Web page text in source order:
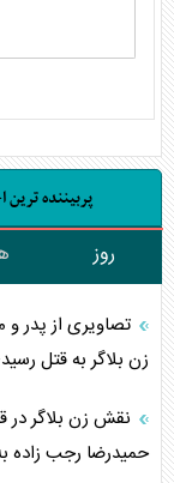
پربیننده ترین
روز
تصاویری از پدر
زن بلاگر به قتل
نقش زن بلاگر
حمیدرضا رجب زاده